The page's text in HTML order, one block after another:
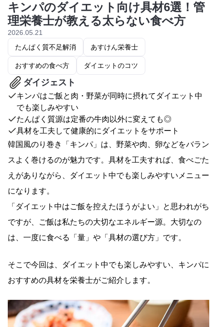
キンパのダイエット向け具材6選！管
理栄養士が教える太らない食べ方
2026.05.21
たんぱく質不足解消
あすけん栄養士
おすすめの食べ方 ダイエットのコツ
ダイジェスト
キンパはご飯と肉・野菜が同時に摂れてダイエット中
でも楽しみやすい
たんぱく質源は定番の牛肉以外に変えても◎
具材を工夫して健康的にダイエットをサポート
韓国風のり巻き「キンパ」は、野菜や肉、卵などをバラン
スよく巻けるのが魅力です。具材を工夫すれば、食べごた
えがありながら、ダイエット中でも楽しみやすいメニュー
になります。
「ダイエット中はご飯を控えたほうがよい」と思われがち
ですが、ご飯は私たちの大切なエネルギー源。大切なの
は、一度に食べる「量」や「具材の選び方」です。
そこで今回は、ダイエット中でも楽しみやすい、キンパに
おすすめの具材を栄養士がご紹介します。